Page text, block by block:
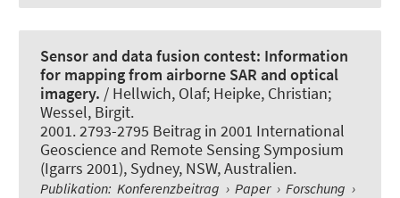
Sensor and data fusion contest: Information
for mapping from airborne SAR and optical
imagery. / Hellwich, Olaf; Heipke, Christian;
Wessel, Birgit.
2001. 2793-2795 Beitrag in 2001 International
Geoscience and Remote Sensing Symposium
(Igarrs 2001), Sydney, NSW, Australien.
Publikation: Konferenzbeitrag › Paper › Forschung ›